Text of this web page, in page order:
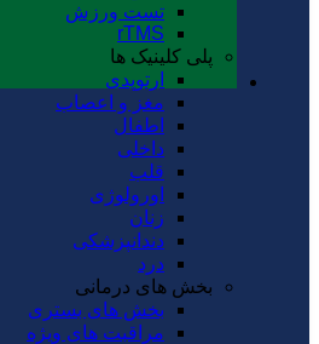
تست ورزش
rTMS
پلی کلینیک ها
ارتوپدی
مغز و اعصاب
اطفال
داخلی
قلب
اورولوژی
زنان
دندانپزشکی
درد
بخش های درمانی
بخش های بستری
مراقبت های ویژه